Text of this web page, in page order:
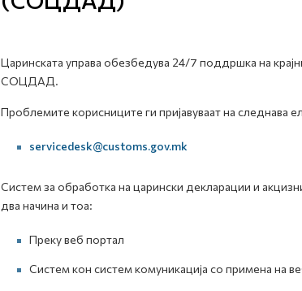
Царинската управа обезбедува 24/7 поддршка на
СОЦДАД.
Проблемите корисниците ги пријавуваат на следнава
servicedesk@customs.gov.mk
Систем за обработка на царински декларации и
два начина и тоа:
Преку веб портал
Систем кон систем комуникација со примена на